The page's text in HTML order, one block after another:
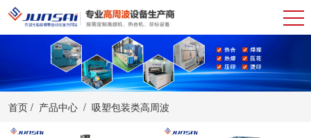
首页 / 产品中心 / 吸塑包装类高周波